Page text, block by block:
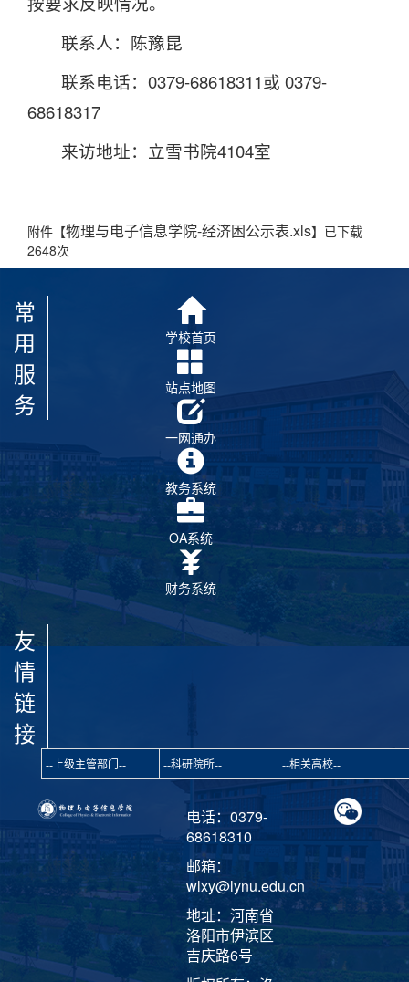
联系人：陈豫昆
联系电话：0379-68618311或 0379-
68618317
来访地址：立雪书院4104室
附件【物理与电子信息学院-经济困公示表.xls】已下载
2648次
常
用
服
务
学校首页
站点地图
一网通办
教务系统
OA系统
财务系统
友
情
链
接
电话：0379-
68618310
邮箱：
wlxy@lynu.edu.cn
地址：河南省
洛阳市伊滨区
吉庆路6号